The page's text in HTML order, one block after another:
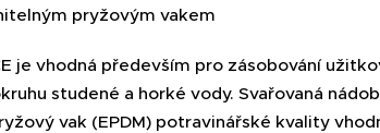
pryžovým vakem
je vhodná především pro zásobování
studené a horké vody. Svařovaná
vak (EPDM) potravinářské kvality